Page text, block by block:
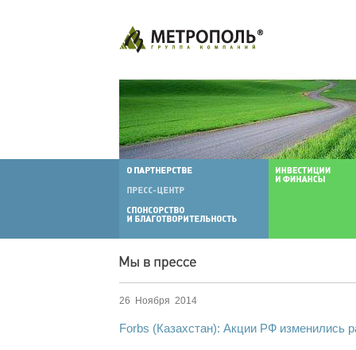
26 Ноября 2014
Forbs (Казахстан): Акции РФ изменились